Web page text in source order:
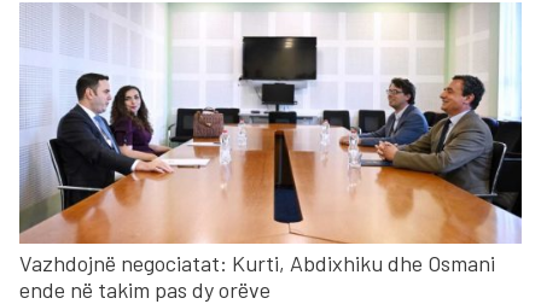
Vazhdojnë negociatat: Kurti, Abdixhiku dhe Osmani
ende në takim pas dy orëve